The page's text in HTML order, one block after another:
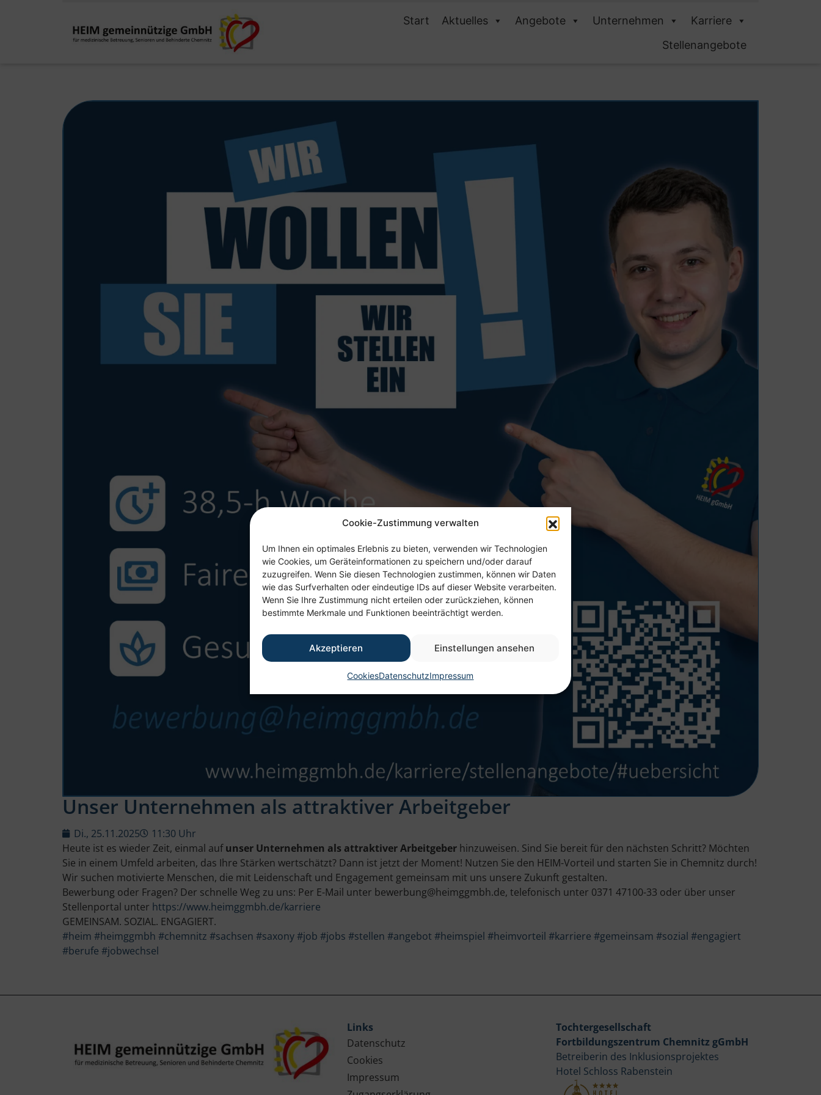
Cookie-Zustimmung verwalten
Um Ihnen ein optimales Erlebnis zu bieten, verwenden wir Technologien
wie Cookies, um Geräteinformationen zu speichern und/oder darauf
zuzugreifen. Wenn Sie diesen Technologien zustimmen, können wir Daten
wie das Surfverhalten oder eindeutige IDs auf dieser Website verarbeiten.
Wenn Sie Ihre Zustimmung nicht erteilen oder zurückziehen, können
bestimmte Merkmale und Funktionen beeinträchtigt werden.
Akzeptieren Einstellungen ansehen
CookiesDatenschutzImpressum
Start Aktuelles Angebote Unternehmen
Karriere
Stellenangebote
Unser Unternehmen als attraktiver Arbeitgeber
Di., 25.11.2025
11:30 Uhr
Heute ist es wieder Zeit, einmal aufunser Unternehmen als attraktiver Arbeitgeber hinzuweisen. Sind Sie bereit für den nächsten Schritt? Möchten
Sie in einem Umfeld arbeiten, das Ihre Stärken wertschätzt? Dann ist jetzt der Moment! Nutzen Sie den HEIM-Vorteil und starten Sie in Chemnitz durch!
Wir suchen motivierte Menschen, die mit Leidenschaft und Engagement gemeinsam mit uns unsere Zukunft gestalten.
Bewerbung oder Fragen? Der schnelle Weg zu uns: Per E-Mail unter bewerbung@heimggmbh.de, telefonisch unter 0371 47100-33 oder über unser
Stellenportal unter https://www.heimggmbh.de/karriere
GEMEINSAM. SOZIAL. ENGAGIERT.
#heim #heimggmbh #chemnitz #sachsen #saxony#job #jobs #stellen #angebot #heimspiel #heimvorteil #karriere #gemeinsam #sozial #engagiert
#berufe #jobwechsel
Links
Datenschutz
Cookies
Impressum
Tochtergesellschaft
Fortbildungszentrum Chemnitz gGmbH
Betreiberin des Inklusionsprojektes
Hotel Schloss Rabenstein